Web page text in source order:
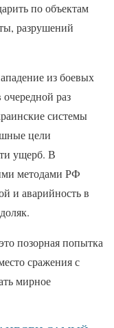
по объектам
разрушений
из боевых
раз
системы
цели
ущерб. В
методами РФ
и аварийность в
позорная попытка
сражения с
мирное